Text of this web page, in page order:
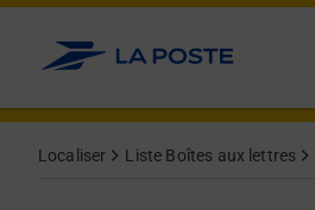
Allez au contenu
Localiser Liste Boîtes aux lettres